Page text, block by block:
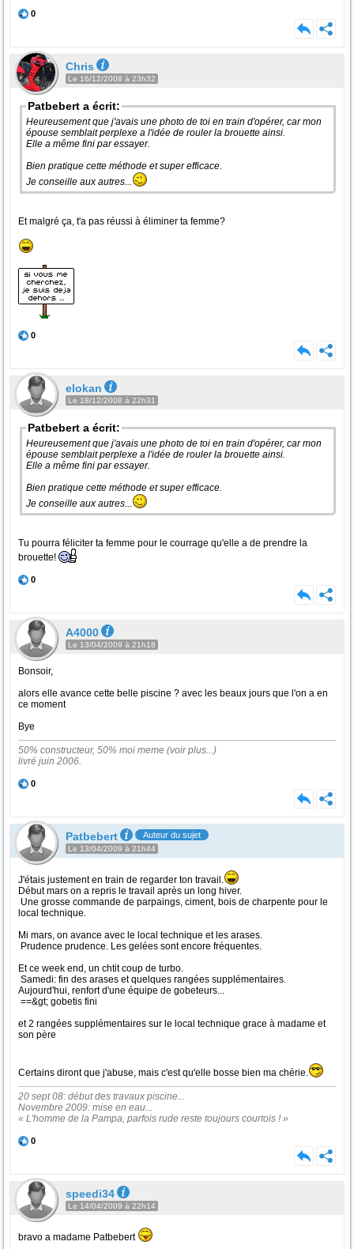
0
Chris
Le 16/12/2008 à 23h32
Patbebert a écrit:
Heureusement que j'avais une photo de toi en train d'opérer, car mon
épouse semblait perplexe a l'idée de rouler la brouette ainsi.
Elle a même fini par essayer.
Bien pratique cette méthode et super efficace.
Je conseille aux autres...
Et malgré ça, t'a pas réussi à éliminer ta femme?
0
elokan
Le 18/12/2008 à 22h31
Patbebert a écrit:
Heureusement que j'avais une photo de toi en train d'opérer, car mon
épouse semblait perplexe a l'idée de rouler la brouette ainsi.
Elle a même fini par essayer.
Bien pratique cette méthode et super efficace.
Je conseille aux autres...
Tu pourra féliciter ta femme pour le courrage qu'elle a de prendre la
brouette!
0
A4000
Le 13/04/2009 à 21h18
Bonsoir,
alors elle avance cette belle piscine ? avec les beaux jours que l'on a en
ce moment
Bye
50% constructeur, 50% moi meme (voir plus...)
livré juin 2006.
0
Patbebert Auteur du sujet
Le 13/04/2009 à 21h44
J'étais justement en train de regarder ton travail.
Début mars on a repris le travail après un long hiver.
Une grosse commande de parpaings, ciment, bois de charpente pour le
local technique.
Mi mars, on avance avec le local technique et les arases.
Prudence prudence. Les gelées sont encore fréquentes.
Et ce week end, un chtit coup de turbo.
Samedi: fin des arases et quelques rangées supplémentaires.
Aujourd'hui, renfort d'une équipe de gobeteurs...
==&gt; gobetis fini
et 2 rangées supplémentaires sur le local technique grace à madame et
son père
Certains diront que j'abuse, mais c'est qu'elle bosse bien ma chérie.
20 sept 08: début des travaux piscine...
Novembre 2009: mise en eau...
« L'homme de la Pampa, parfois rude reste toujours courtois ! »
0
speedi34
Le 14/04/2009 à 22h14
bravo a madame Patbebert